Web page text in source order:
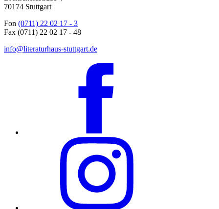
70174 Stuttgart
Fon (0711) 22 02 17 - 3
Fax (0711) 22 02 17 - 48
info@literaturhaus-stuttgart.de